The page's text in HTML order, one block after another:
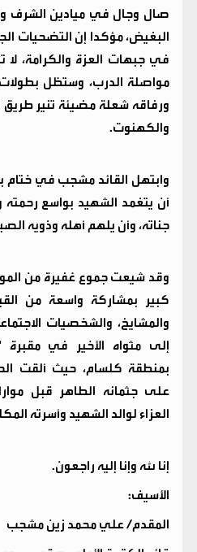
صال وجال في ميادين الشرف
البغيض، مؤكدا إن التضحيات
في جبهات العزة والكرامة، لا
مواصلة الدرب، وستظل
ورفاقه شعلة مضيئة تنير
والكهنوت.
وابتهل القائد مشجب في ختام
أن يتغمد الشهيد بواسع
جناته، وأن يلهم أهله وذويه
​وقد شيعت جموع غفيرة من
كبير بمشاركة واسعة من
والمشايخ، والشخصيات
إلى مثواه الأخير في مقبرة
بمنطقة كلسام، حيث ألقت
على جثمانه الطاهر قبل
العزاء لوالد الشهيد وأسرته
​إنا لله وإنا إليه راجعون.
​الأسيف:
المقدم/ علي محمد زين مشجب